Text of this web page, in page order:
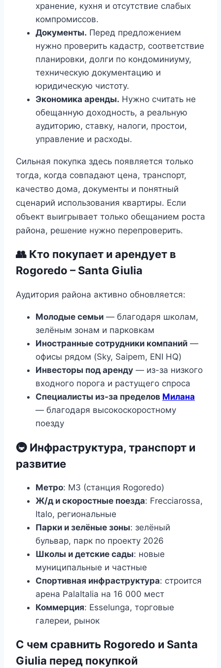
хранение, кухня и отсутствие слабых
компромиссов.
Документы. Перед предложением
нужно проверить кадастр, соответствие
планировки, долги по кондоминиуму,
техническую документацию и
юридическую чистоту.
Экономика аренды. Нужно считать не
обещанную доходность, а реальную
аудиторию, ставку, налоги, простои,
управление и расходы.
Сильная покупка здесь появляется только
тогда, когда совпадают цена, транспорт,
качество дома, документы и понятный
сценарий использования квартиры. Если
объект выигрывает только обещанием роста
района, решение нужно перепроверить.
👥 Кто покупает и арендует в
Rogoredo – Santa Giulia
Аудитория района активно обновляется:
Молодые семьи — благодаря школам,
зелёным зонам и парковкам
Иностранные сотрудники компаний —
офисы рядом (Sky, Saipem, ENI HQ)
Инвесторы под аренду — из-за низкого
входного порога и растущего спроса
Специалисты из-за пределов Милана
— благодаря высокоскоростному
поезду
🚇 Инфраструктура, транспорт и
развитие
Метро: M3 (станция Rogoredo)
Ж/д и скоростные поезда: Frecciarossa,
Italo, региональные
Парки и зелёные зоны: зелёный
бульвар, парк по проекту 2026
Школы и детские сады: новые
муниципальные и частные
Спортивная инфраструктура: строится
арена PalaItalia на 16 000 мест
Коммерция: Esselunga, торговые
галереи, рынок
С чем сравнить Rogoredo и Santa
Giulia перед покупкой